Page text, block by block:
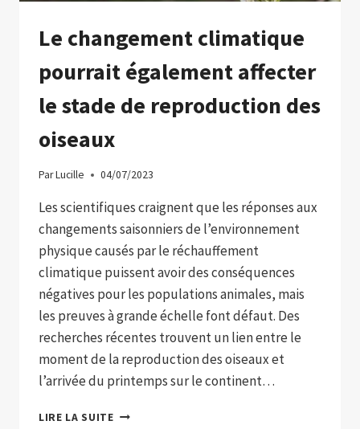
Le changement climatique
pourrait également affecter
le stade de reproduction des
oiseaux
ParLucille 04/07/2023
Les scientifiques craignent que les réponses aux
changements saisonniers de l’environnement
physique causés par le réchauffement
climatique puissent avoir des conséquences
négatives pour les populations animales, mais
les preuves à grande échelle font défaut. Des
recherches récentes trouvent un lien entre le
moment de la reproduction des oiseaux et
l’arrivée du printemps sur le continent…
LIRE LA SUITELE